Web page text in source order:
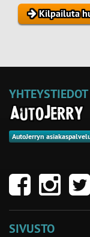
Kilpailuta
YHTEYSTIEDOT
AutoJerryn
SIVUSTO